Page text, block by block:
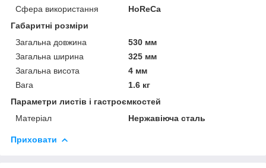
Сфера використання
HoReCa
Габаритні розміри
Загальна довжина
530 мм
Загальна ширина
325 мм
Загальна висота
4 мм
Вага
1.6 кг
Параметри листів і гастроємкостей
Матеріал
Нержавіюча сталь
Приховати